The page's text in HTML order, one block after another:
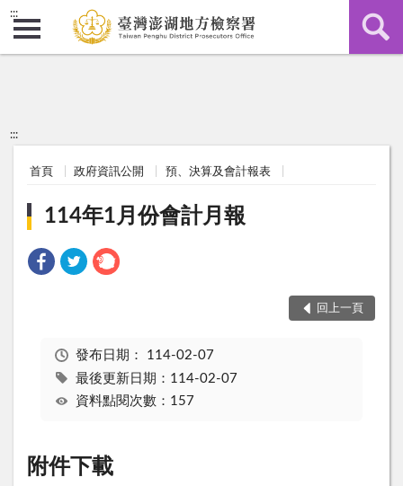
:::
:::
首頁 政府資訊公開 預、決算及會計報表
114年1月份會計月報
回上一頁
發布日期： 114-02-07
最後更新日期：114-02-07
資料點閱次數：157
附件下載